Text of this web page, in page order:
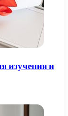
изучения и